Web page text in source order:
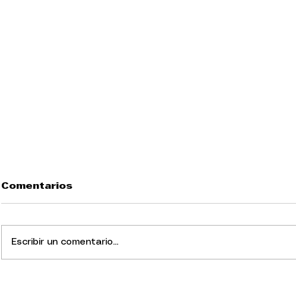
Comentarios
Escribir un comentario...